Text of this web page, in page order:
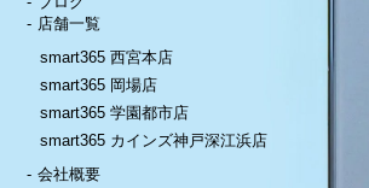
店舗一覧
smart365 西宮本店
smart365 岡場店
smart365 学園都市店
smart365 カインズ神戸深江浜店
会社概要